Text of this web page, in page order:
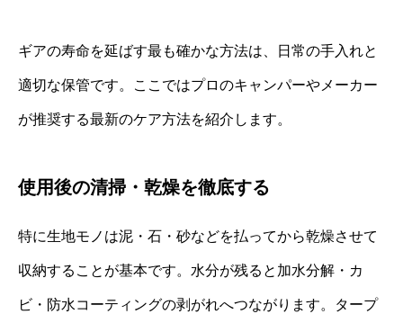
ギアの寿命を延ばす最も確かな方法は、日常の手入れと
適切な保管です。ここではプロのキャンパーやメーカー
が推奨する最新のケア方法を紹介します。
使用後の清掃・乾燥を徹底する
特に生地モノは泥・石・砂などを払ってから乾燥させて
収納することが基本です。水分が残ると加水分解・カ
ビ・防水コーティングの剥がれへつながります。タープ